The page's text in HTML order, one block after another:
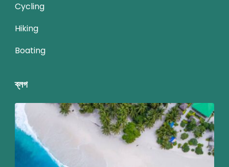
Cycling
Hiking
Boating
ব্লগ